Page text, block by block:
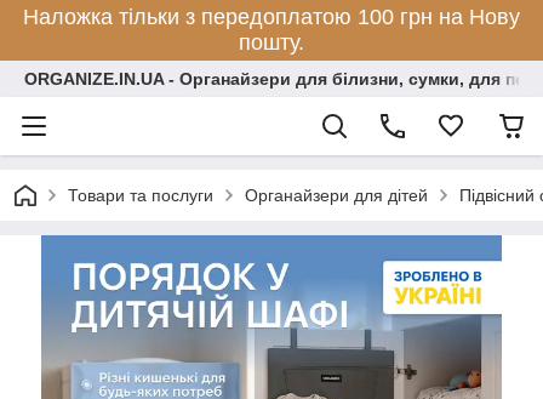
Наложка тільки з передоплатою 100 грн на Нову
пошту.
ORGANIZE.IN.UA - Органайзери для білизни, сумки, для
Товари та послуги Органайзери для дітей